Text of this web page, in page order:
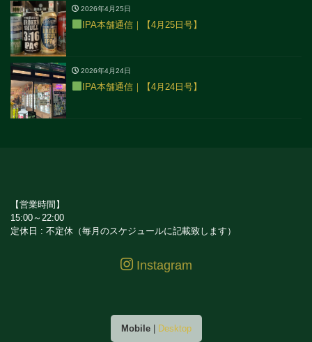
2026年4月25日
IPA本舗通信｜【4月25日号】
2026年4月24日
IPA本舗通信｜【4月24日号】
【営業時間】
15:00～22:00
定休日 : 不定休（毎月のスケジュールに記載致します）
Instagram
Mobile| Desktop